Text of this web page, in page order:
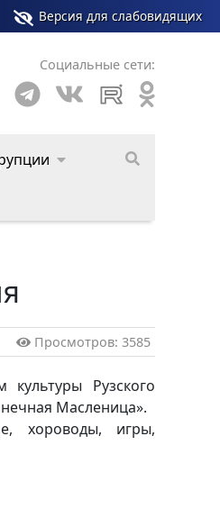
Версия для слабовидящих
центра Рузского
Социальные сети:
Просмотров: 3585
Рузского
Масленица».
хороводы, игры,